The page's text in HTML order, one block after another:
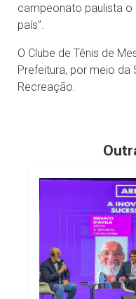
campeonato paulista o
país”.
O Clube de Tênis de
Prefeitura, por meio da
Recreação.